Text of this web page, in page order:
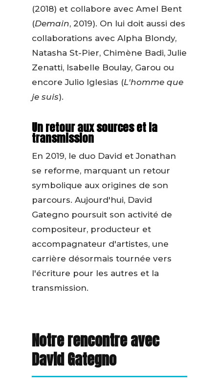
(2018) et collabore avec Amel Bent
(Demain, 2019). On lui doit aussi des
collaborations avec Alpha Blondy,
Natasha St-Pier, Chimène Badi, Julie
Zenatti, Isabelle Boulay, Garou ou
encore Julio Iglesias (L'homme que
je suis).
Un retour aux sources et la
transmission
En 2019, le duo David et Jonathan
se reforme, marquant un retour
symbolique aux origines de son
parcours. Aujourd'hui, David
Gategno poursuit son activité de
compositeur, producteur et
accompagnateur d'artistes, une
carrière désormais tournée vers
l'écriture pour les autres et la
transmission.
Notre rencontre avec
David Gategno